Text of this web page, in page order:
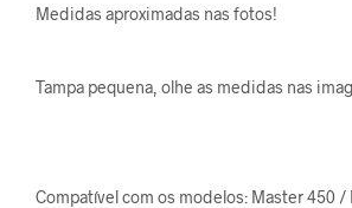
Medidas aproximadas nas fotos!
Tampa pequena, olhe as medidas nas
Compatível com os modelos: Master 450 /